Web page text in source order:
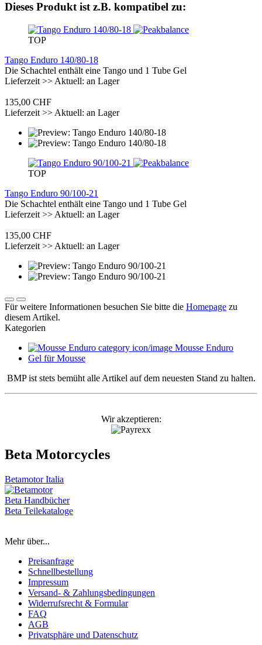
Dieses Produkt ist z.B. kompatibel zu:
TOP
Tango Enduro 140/80-18
Die Schachtel enthält eine Tango und 1 Tube Gel
Lieferzeit >> Aktuell: an Lager
135,00 CHF
Lieferzeit >> Aktuell: an Lager
TOP
Tango Enduro 90/100-21
Die Schachtel enthält eine Tango und 1 Tube Gel
Lieferzeit >> Aktuell: an Lager
135,00 CHF
Lieferzeit >> Aktuell: an Lager
Für weitere Informationen besuchen Sie bitte die Homepage zu
diesem Artikel.
Kategorien
Mousse Enduro
Gel für Mousse
BMP ist stets bemüht alle Artikel auf dem neuesten Stand zu halten.
Wir akzeptieren:
Beta Motorcycles
Betamotor Italia
Beta Handbücher
Beta Teilekataloge
Mehr über...
Preisanfrage
Schnellbestellung
Impressum
Versand- & Zahlungsbedingungen
Widerrufsrecht & Formular
FAQ
AGB
Privatsphäre und Datenschutz